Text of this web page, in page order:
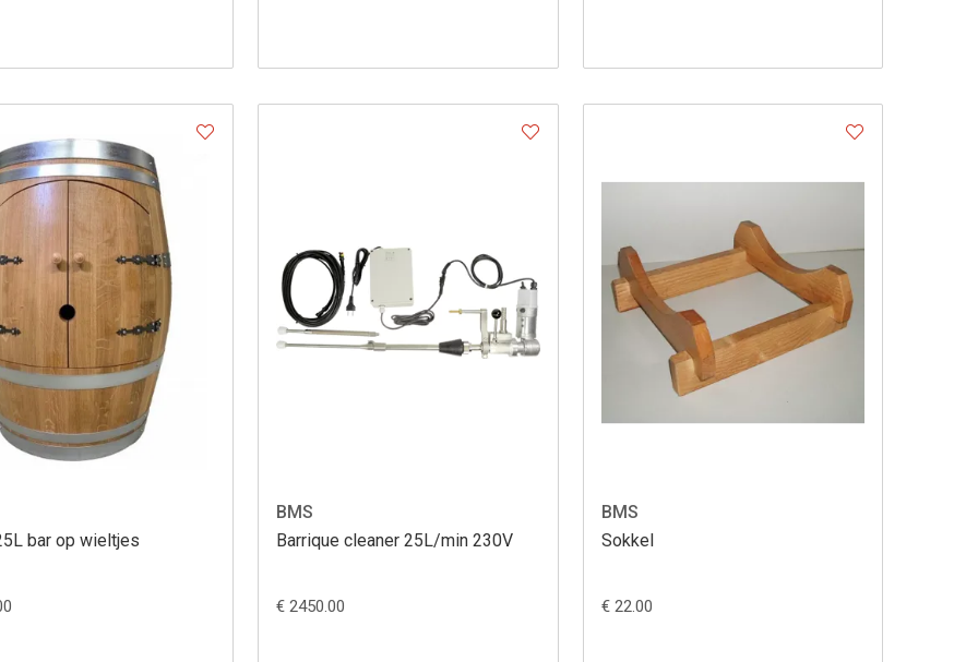
bar op wieltjes
BMS
Barrique cleaner 25L/min 230V
€ 2450.00
BMS
Sokkel
€ 22.00